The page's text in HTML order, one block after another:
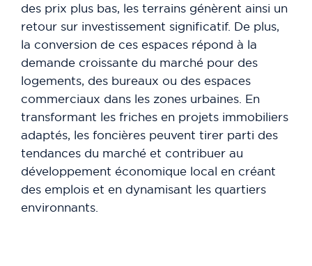
des prix plus bas, les terrains génèrent ainsi un
retour sur investissement significatif. De plus,
la conversion de ces espaces répond à la
demande croissante du marché pour des
logements, des bureaux ou des espaces
commerciaux dans les zones urbaines. En
transformant les friches en projets immobiliers
adaptés, les foncières peuvent tirer parti des
tendances du marché et contribuer au
développement économique local en créant
des emplois et en dynamisant les quartiers
environnants.